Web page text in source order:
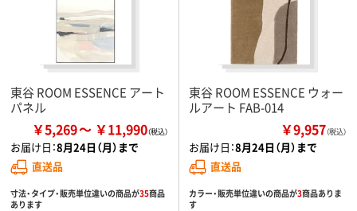
東谷 ROOM ESSENCE アート
パネル
￥5,269 ￥11,990
お届け日：8月24日（月）まで
直送品
寸法・タイプ・販売単位違いの商品が35商品
あります
東谷 ROOM ESSENCE ウォー
ルアート FAB-014
￥9,957（税込）
お届け日：8月24日（月）まで
直送品
カラー・販売単位違いの商品が3商品ありま
す